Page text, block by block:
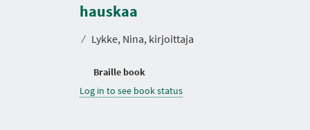
hauskaa
⁄ Lykke, Nina, kirjoittaja
Braille book
Log in to see book status